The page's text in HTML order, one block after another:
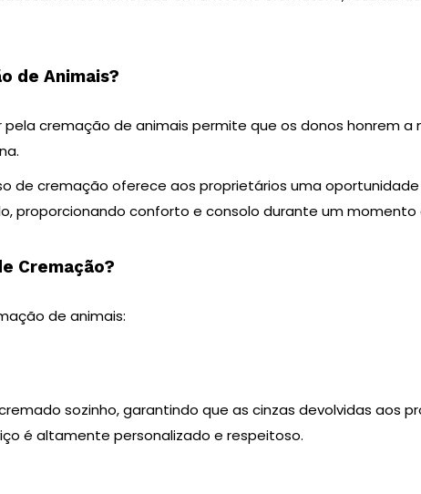
de Animais?
pela cremação de animais permite que os donos honrem
de cremação oferece aos proprietários uma
proporcionando conforto e consolo durante um momento
Cremação?
de animais:
sozinho, garantindo que as cinzas devolvidas aos
é altamente personalizado e respeitoso.